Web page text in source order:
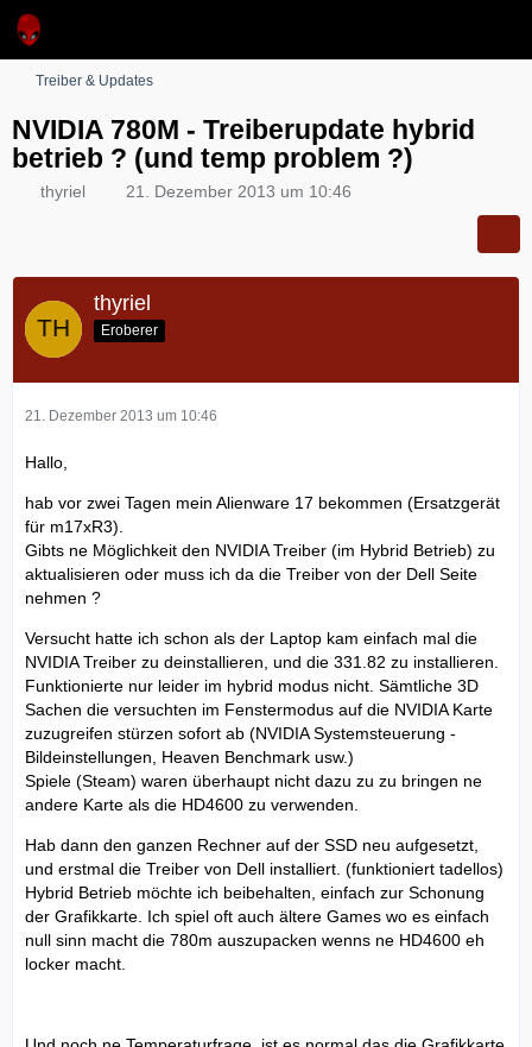
Treiber & Updates
NVIDIA 780M - Treiberupdate hybrid
betrieb ? (und temp problem ?)
thyriel 21. Dezember 2013 um 10:46
thyriel
Eroberer
21. Dezember 2013 um 10:46
Hallo,
hab vor zwei Tagen mein Alienware 17 bekommen (Ersatzgerät
für m17xR3).
Gibts ne Möglichkeit den NVIDIA Treiber (im Hybrid Betrieb) zu
aktualisieren oder muss ich da die Treiber von der Dell Seite
nehmen ?
Versucht hatte ich schon als der Laptop kam einfach mal die
NVIDIA Treiber zu deinstallieren, und die 331.82 zu installieren.
Funktionierte nur leider im hybrid modus nicht. Sämtliche 3D
Sachen die versuchten im Fenstermodus auf die NVIDIA Karte
zuzugreifen stürzen sofort ab (NVIDIA Systemsteuerung -
Bildeinstellungen, Heaven Benchmark usw.)
Spiele (Steam) waren überhaupt nicht dazu zu zu bringen ne
andere Karte als die HD4600 zu verwenden.
Hab dann den ganzen Rechner auf der SSD neu aufgesetzt,
und erstmal die Treiber von Dell installiert. (funktioniert tadellos)
Hybrid Betrieb möchte ich beibehalten, einfach zur Schonung
der Grafikkarte. Ich spiel oft auch ältere Games wo es einfach
null sinn macht die 780m auszupacken wenns ne HD4600 eh
locker macht.